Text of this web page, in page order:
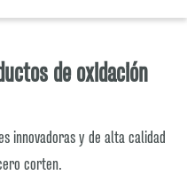
de oxidación
innovadoras y de alta calidad
corten.